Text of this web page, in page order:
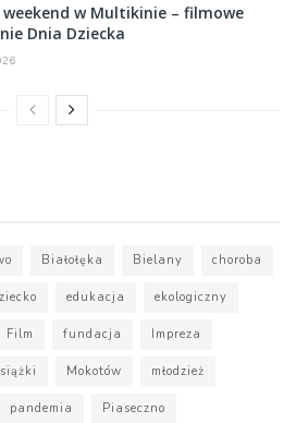
weekend w Multikinie – filmowe
Dnia Dziecka
Białołęka Bielany choroba
edukacja ekologiczny
Film fundacja Impreza
Mokotów młodzież
pandemia Piaseczno